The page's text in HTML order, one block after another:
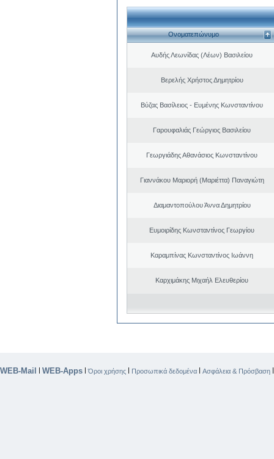
Ονοματεπώνυμο
Αυδής Λεωνίδας (Λέων) Βασιλείου
Βερελής Χρήστος Δημητρίου
Βύζας Βασίλειος - Ευμένης Κωνσταντίνου
Γαρουφαλιάς Γεώργιος Βασιλείου
Γεωργιάδης Αθανάσιος Κωνσταντίνου
Γιαννάκου Μαριορή (Μαριέττα) Παναγιώτη
Διαμαντοπούλου Άννα Δημητρίου
Ευμοιρίδης Κωνσταντίνος Γεωργίου
Καραμπίνας Κωνσταντίνος Ιωάννη
Καρχιμάκης Μιχαήλ Ελευθερίου
WEB-Mail | WEB-Apps |Όροι χρήσης | Προσωπικά δεδομένα | Ασφάλεια & Πρόσβαση